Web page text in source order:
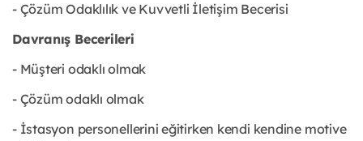
- Çözüm Odaklılık ve Kuvvetli İletişim Becerisi
Davranış Becerileri
- Müşteri odaklı olmak
- Çözüm odaklı olmak
- İstasyon personellerini eğitirken kendi kendine motive